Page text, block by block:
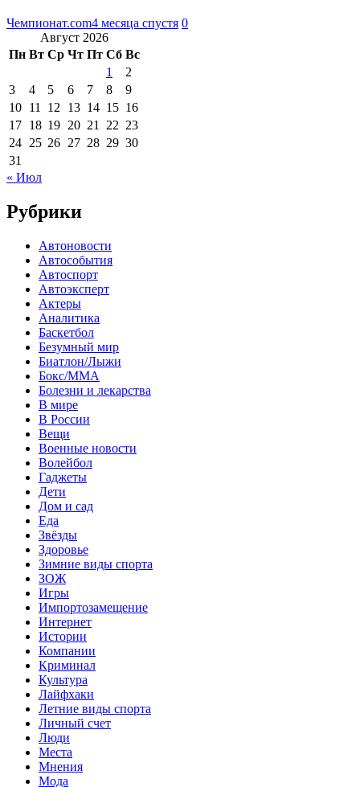
Чемпионат.com4 месяца спустя 0
Август 2026
Пн Вт Ср Чт Пт Сб Вс
1
2
3
4 5 6 7 8
9
10 11 12 13 14 15 16
17 18 19 20 21 22 23
24 25 26 27 28 29 30
31
« Июл
Рубрики
Автоновости
Автособытия
Автоспорт
Автоэксперт
Актеры
Аналитика
Баскетбол
Безумный мир
Биатлон/Лыжи
Бокс/MMA
Болезни и лекарства
В мире
В России
Вещи
Военные новости
Волейбол
Гаджеты
Дети
Дом и сад
Еда
Звёзды
Здоровье
Зимние виды спорта
ЗОЖ
Игры
Импортозамещение
Интернет
Истории
Компании
Криминал
Культура
Лайфхаки
Летние виды спорта
Личный счет
Люди
Места
Мнения
Мода